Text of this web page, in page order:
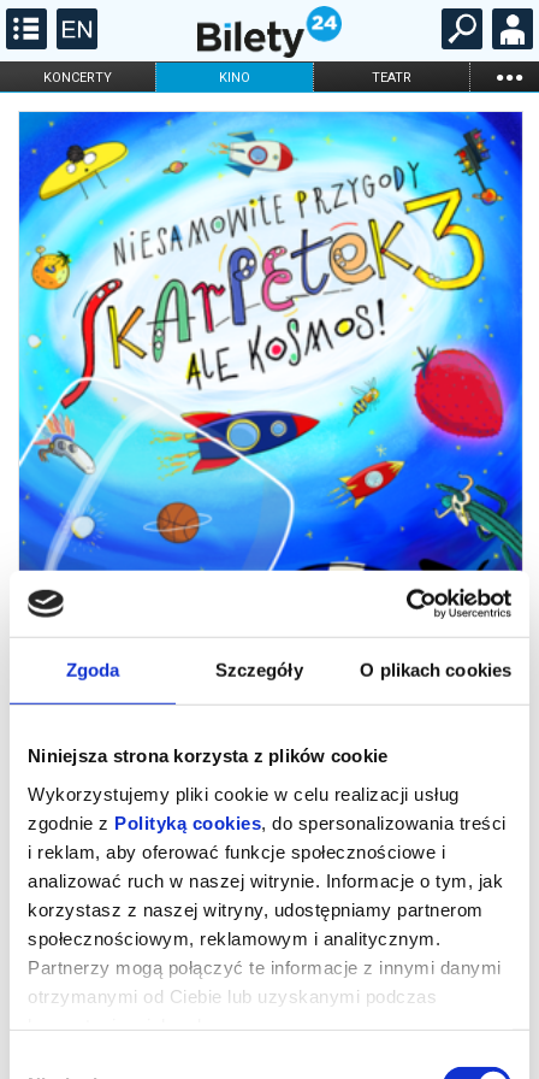
Zgoda Szczegóły O plikach cookies
Niniejsza strona korzysta z plików cookie
Wykorzystujemy pliki cookie w celu realizacji usług
zgodnie z Polityką cookies , do spersonalizowania treści
i reklam, aby oferować funkcje społecznościowe i
analizować ruch w naszej witrynie. Informacje o tym, jak
korzystasz z naszej witryny, udostępniamy partnerom
społecznościowym, reklamowym i analitycznym.
Partnerzy mogą połączyć te informacje z innymi danymi
otrzymanymi od Ciebie lub uzyskanymi podczas
KONCERTY KINO TEATR ...
FILHARMONIA OPERA I BALET
STAND-UP
DLA DZIECI
ONLINE KARNETY
Niesamowite przygody skarpetek 3.
Ale kosmos!
Najbardziej odlotowi bohaterowie książek dla dzieci powracają do
na Dzikim Zachodzie i podróże w kosmos to dopiero początek!
Czy skarpetka może zostać przebiegłym szeryfem, genialnym